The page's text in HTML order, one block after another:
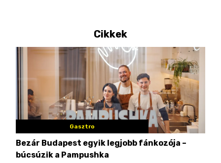
Cikkek
Gasztro
Bezár Budapest egyik legjobb fánkozója –
búcsúzik a Pampushka